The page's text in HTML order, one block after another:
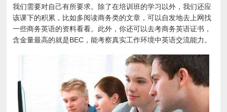
我们需要对自己有所要求。除了在培训班的学习以外，我们还应
该课下的积累，比如多阅读商务类的文章，可以自发地去上网找
一些商务英语的资料看看。此外，你还可以去考商务英语证书，
含金量最高的就是BEC，能考察真实工作环境中英语交流能力。